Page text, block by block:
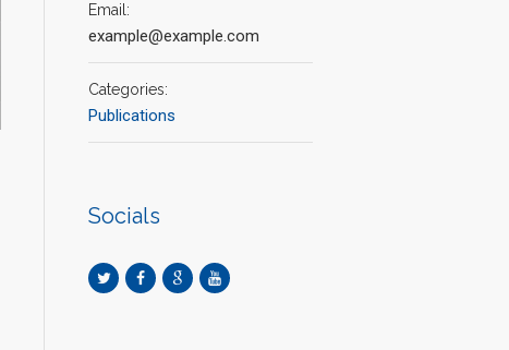
Email:
example@example.com
Categories:
Publications
Socials